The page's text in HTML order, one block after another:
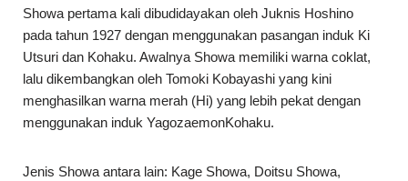
Showa pertama kali dibudidayakan oleh Juknis Hoshino
pada tahun 1927 dengan menggunakan pasangan induk Ki
Utsuri dan Kohaku. Awalnya Showa memiliki warna coklat,
lalu dikembangkan oleh Tomoki Kobayashi yang kini
menghasilkan warna merah (Hi) yang lebih pekat dengan
menggunakan induk YagozaemonKohaku.
Jenis Showa antara lain: Kage Showa, Doitsu Showa,